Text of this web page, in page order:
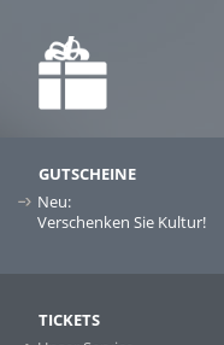
GUTSCHEINE
Neu:
Verschenken Sie Kultur!
TICKETS